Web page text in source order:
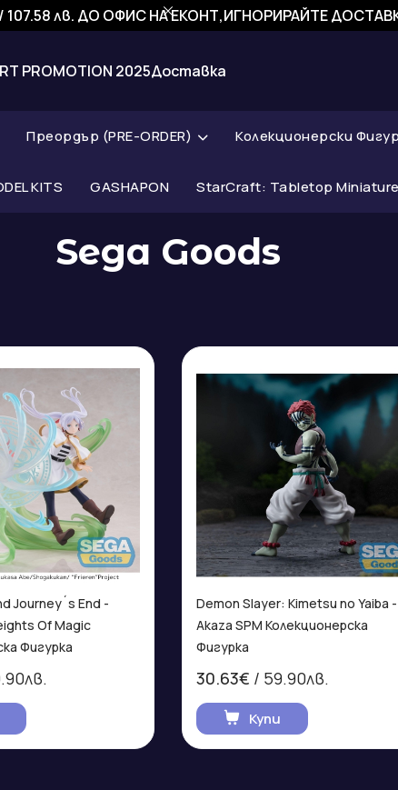
лв. ДО ОФИС НА ЕКОНТ,ИГНОРИРАЙТЕ
PROMOTION 2025Доставка
Преордър (PRE-ORDER) Колекционерски
KITS GASHAPON StarCraft: Tabletop
Sega Goods
Journey´s End -
Of Magic
Фигурка
Demon Slayer: Kimetsu no Yaiba -
Akaza SPM Колекционерска
Фигурка
30.63€ / 59.90лв.
Купи